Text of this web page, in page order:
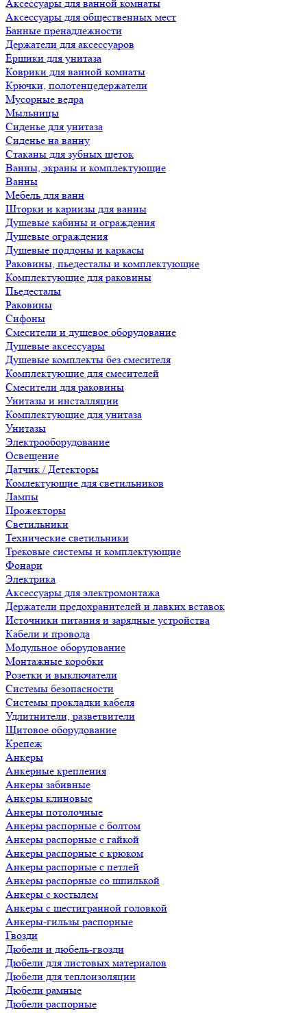
Аксессуары для ванной комнаты
Аксессуары для общественных мест
Банные пренадлежности
Держатели для аксессуаров
Ёршики для унитаза
Коврики для ванной комнаты
Крючки, полотенцедержатели
Мусорные ведра
Мыльницы
Сиденье для унитаза
Сиденье на ванну
Стаканы для зубных щеток
Ванны, экраны и комплектующие
Ванны
Мебель для ванн
Шторки и карнизы для ванны
Душевые кабины и ограждения
Душевые ограждения
Душевые поддоны и каркасы
Раковины, пьедесталы и комплектующие
Комплектующие для раковины
Пьедесталы
Раковины
Сифоны
Смесители и душевое оборудование
Душевые аксессуары
Душевые комплекты без смесителя
Комплектующие для смесителей
Смесители для раковины
Унитазы и инсталляции
Комплектующие для унитаза
Унитазы
Электрооборудование
Освещение
Датчик / Детекторы
Комлектующие для светильников
Лампы
Прожекторы
Светильники
Технические светильники
Трековые системы и комплектующие
Фонари
Электрика
Аксессуары для электромонтажа
Держатели предохранителей и лавких вставок
Источники питания и зарядные устройства
Кабели и провода
Модульное оборудование
Монтажные коробки
Розетки и выключатели
Системы безопасности
Системы прокладки кабеля
Удлитнители, разветвители
Щитовое оборудование
Крепеж
Анкеры
Анкерные крепления
Анкеры забивные
Анкеры клиновые
Анкеры потолочные
Анкеры распорные с болтом
Анкеры распорные с гайкой
Анкеры распорные с крюком
Анкеры распорные с петлей
Анкеры распорные со шпилькой
Анкеры с костылем
Анкеры с шестигранной головкой
Анкеры-гильзы распорные
Гвозди
Дюбели и дюбель-гвозди
Дюбели для листовых материалов
Дюбели для теплоизоляции
Дюбели рамные
Дюбели распорные